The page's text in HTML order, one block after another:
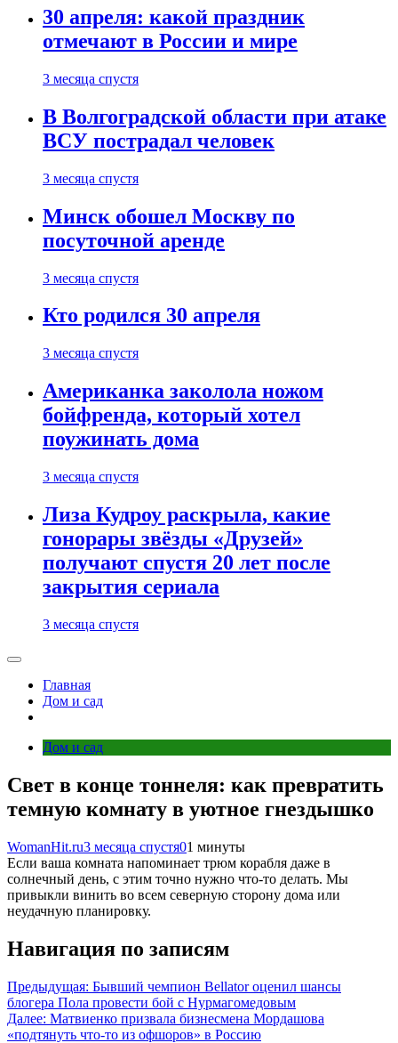
30 апреля: какой праздник
отмечают в России и мире
3 месяца спустя
В Волгоградской области при атаке
ВСУ пострадал человек
3 месяца спустя
Минск обошел Москву по
посуточной аренде
3 месяца спустя
Кто родился 30 апреля
3 месяца спустя
Американка заколола ножом
бойфренда, который хотел
поужинать дома
3 месяца спустя
Лиза Кудроу раскрыла, какие
гонорары звёзды «Друзей»
получают спустя 20 лет после
закрытия сериала
3 месяца спустя
Главная
Дом и сад
Дом и сад
Свет в конце тоннеля: как превратить
темную комнату в уютное гнездышко
WomanHit.ru3 месяца спустя01 минуты
Если ваша комната напоминает трюм корабля даже в
солнечный день, с этим точно нужно что-то делать. Мы
привыкли винить во всем северную сторону дома или
неудачную планировку.
Навигация по записям
Предыдущая: Бывший чемпион Bellator оценил шансы
блогера Пола провести бой с Нурмагомедовым
Далее: Матвиенко призвала бизнесмена Мордашова
«подтянуть что-то из офшоров» в Россию